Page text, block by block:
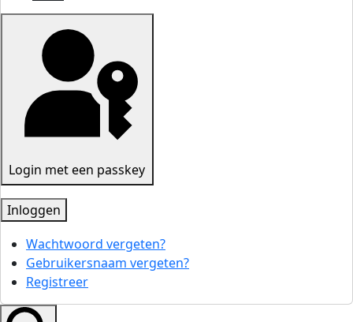
Login met een passkey
Inloggen
Wachtwoord vergeten?
Gebruikersnaam vergeten?
Registreer